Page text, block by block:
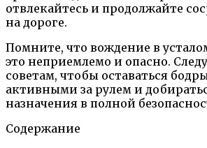
отвлекайтесь и продолжайте
на дороге.
Помните, что вождение в
это неприемлемо и опасно.
советам, чтобы оставаться
активными за рулем и
назначения в полной
Содержание